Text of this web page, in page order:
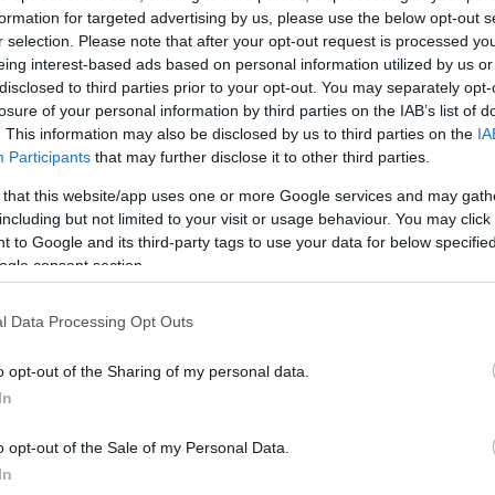
for targeted advertising by us, please use the below opt-out
selection. Please note that after your opt-out request is processed
interest-based ads based on personal information utilized by us
to third parties prior to your opt-out. You may separately
of your personal information by third parties on the IAB’s list of
This information may also be disclosed by us to third parties on the
Participants that may further disclose it to other third parties.
that this website/app uses one or more Google services and may
but not limited to your visit or usage behaviour. You may
to Google and its third-party tags to use your data for below
consent section.
Data Processing Opt Outs
opt-out of the Sharing of my personal data.
opt-out of the Sale of my Personal Data.
πρόθεση και πήρε προθεσμία να απολογηθεί την
τύπου κλούβα, επέβαιναν τρία παιδιά της
3 μηνών και την κοπέλα αντίκρισε αιμόφυρτη
που ενημέρωσε αρμοδίως.
φέρεται ναισχυρίστηκε ότι ενώ οδηγούσε και το
εν κινήσει, η κοπέλα βρέθηκε κάπως εκτός
με αποτέλεσμα να τραυματιστεί.
ΔΙΑΦΗΜΙΣΗ